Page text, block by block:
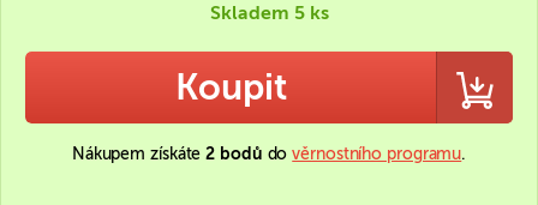
Skladem 5 ks
Koupit
Nákupem získáte2 bodů dověrnostního programu.